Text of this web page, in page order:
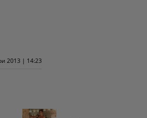
2013 | 14:23